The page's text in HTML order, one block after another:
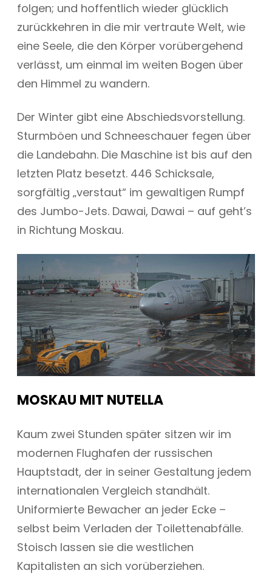
folgen; und hoffentlich wieder glücklich
zurückkehren in die mir vertraute Welt, wie
eine Seele, die den Körper vorübergehend
verlässt, um einmal im weiten Bogen über
den Himmel zu wandern.
Der Winter gibt eine Abschiedsvorstellung.
Sturmböen und Schneeschauer fegen über
die Landebahn. Die Maschine ist bis auf den
letzten Platz besetzt. 446 Schicksale,
sorgfältig „verstaut“ im gewaltigen Rumpf
des Jumbo-Jets. Dawai, Dawai – auf geht’s
in Richtung Moskau.
MOSKAU MIT NUTELLA
Kaum zwei Stunden später sitzen wir im
modernen Flughafen der russischen
Hauptstadt, der in seiner Gestaltung jedem
internationalen Vergleich standhält.
Uniformierte Bewacher an jeder Ecke –
selbst beim Verladen der Toilettenabfälle.
Stoisch lassen sie die westlichen
Kapitalisten an sich vorüberziehen.